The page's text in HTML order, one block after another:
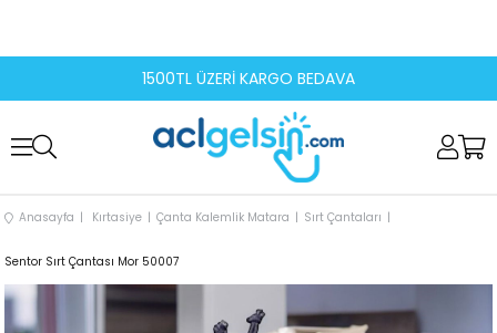
1500TL ÜZERİ KARGO BEDAVA
Anasayfa Kırtasiye Çanta Kalemlik Matara Sırt Çantaları
Sentor Sırt Çantası Mor 50007